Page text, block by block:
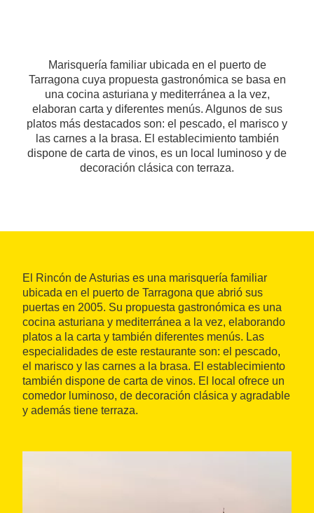
Marisquería familiar ubicada en el puerto de
Tarragona cuya propuesta gastronómica se basa en
una cocina asturiana y mediterránea a la vez,
elaboran carta y diferentes menús. Algunos de sus
platos más destacados son: el pescado, el marisco y
las carnes a la brasa. El establecimiento también
dispone de carta de vinos, es un local luminoso y de
decoración clásica con terraza.
El Rincón de Asturias es una marisquería familiar
ubicada en el puerto de Tarragona que abrió sus
puertas en 2005. Su propuesta gastronómica es una
cocina asturiana y mediterránea a la vez, elaborando
platos a la carta y también diferentes menús. Las
especialidades de este restaurante son: el pescado,
el marisco y las carnes a la brasa. El establecimiento
también dispone de carta de vinos. El local ofrece un
comedor luminoso, de decoración clásica y agradable
y además tiene terraza.